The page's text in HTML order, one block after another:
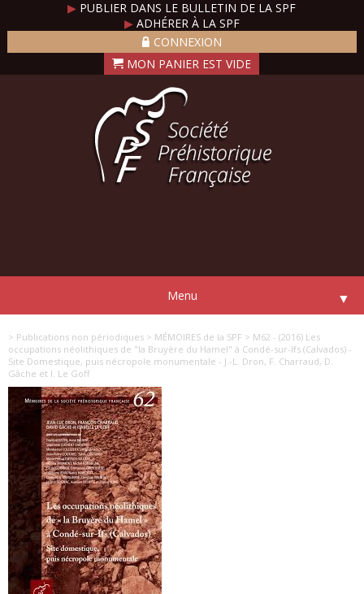
▶ PUBLIER DANS LE BULLETIN DE LA SPF
▶ADHÉRER À LA SPF
CONNEXION
Menu ▼
> Publications non périodiques > MÉMOIRES de la SPF > M62 - (2016) Les
occupations néolithiques de "la Bruyère du Hamel" à Condé-sur-Ifs (Calvados) -
Site Domestique, puis nécropole monumentale - J.-L. Dron, F. Charraud, D.
Gâche et I. Le Goff